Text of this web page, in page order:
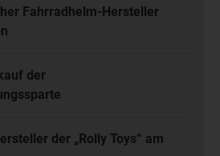
Fahrradhelm-Hersteller
der
der „Rolly Toys“ am